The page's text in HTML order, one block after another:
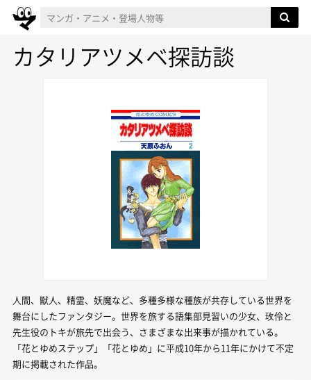
カタリアツメベ探訪談
人間、獣人、精霊、妖魔など、多種多様な種族が共存している世界を
舞台にしたファンタジー。世界を旅する語集部見習いの少女、玫伶と
先生役のトキが旅先で出会う、さまざまな出来事が描かれている。
「花とゆめステップ」「花とゆめ」に平成10年から11年にかけて不定
期に掲載された作品。